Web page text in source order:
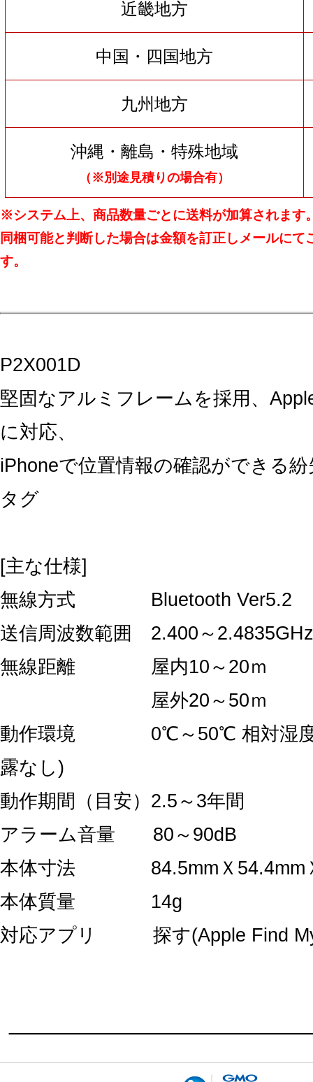
近畿地方
中国・四国地方
九州地方
沖縄・離島・特殊地域
（※別途見積りの場合有）
※システム上、商品数量ごとに送料が加算されます
同梱可能と判断した場合は金額を訂正しメールにて
す。
P2X001D
堅固なアルミフレームを採用、
に対応、
iPhoneで位置情報の確認ができる
タグ
[主な仕様]
無線方式 Bluetooth Ver5.2
送信周波数範囲 2.400～2.4835GHz
無線距離 屋内10～20ｍ
屋外20～50ｍ
動作環境 0℃～50℃ 相対湿度
露なし)
動作期間（目安）2.5～3年間
アラーム音量 80～90dB
本体寸法 84.5mmＸ54.4mm
本体質量 14g
対応アプリ 探す(Apple Find